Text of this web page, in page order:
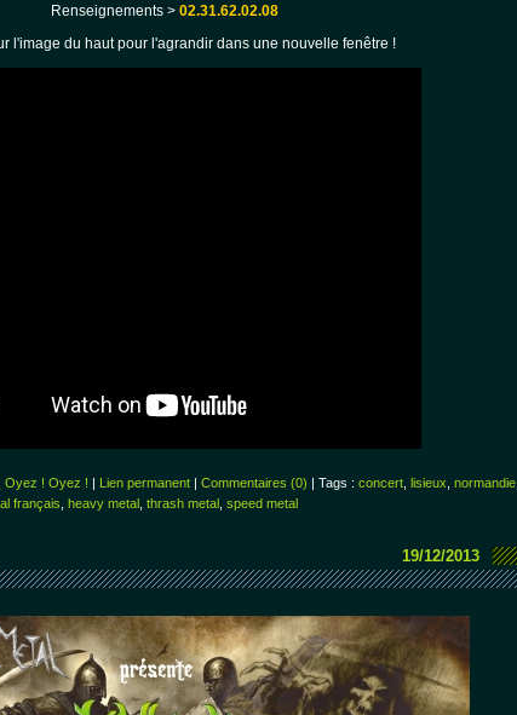
Renseignements > 02.31.62.02.08
l'image du haut pour l'agrandir dans une nouvelle fenêtre !
Oyez ! Oyez ! | Lien permanent | Commentaires (0) | Tags : concert lisieux normandie
français heavy metal thrash metal speed metal
19/12/2013